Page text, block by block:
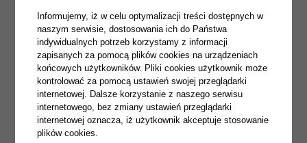
DVD
oraz zestawów słuchawkowych
Dnia dzisiejszego nastąpiło przekazie sprzętu
Informujemy, iż w celu optymalizacji treści dostępnych w
naszym serwisie, dostosowania ich do Państwa
indywidualnych potrzeb korzystamy z informacji
zapisanych za pomocą plików cookies na urządzeniach
końcowych użytkowników. Pliki cookies użytkownik może
kontrolować za pomocą ustawień swojej przeglądarki
internetowej. Dalsze korzystanie z naszego serwisu
internetowego, bez zmiany ustawień przeglądarki
internetowej oznacza, iż użytkownik akceptuje stosowanie
plików cookies.